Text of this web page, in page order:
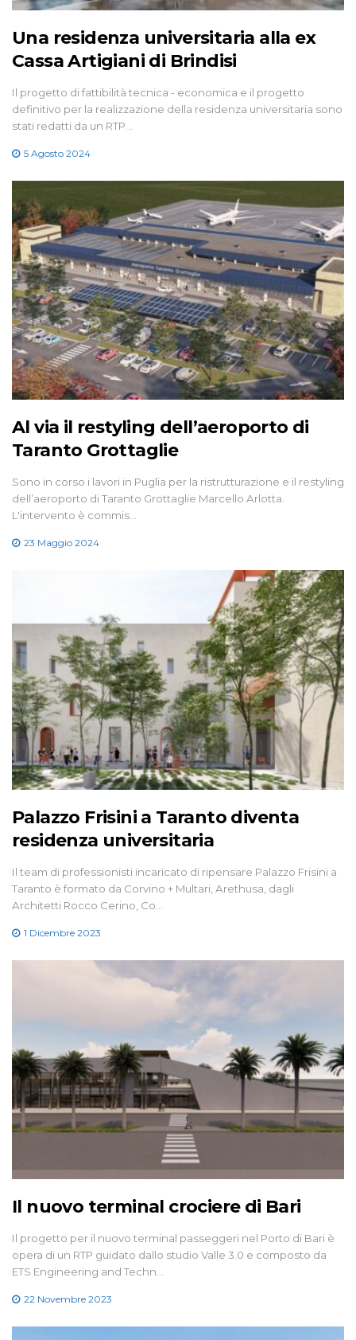
Una residenza universitaria alla ex
Cassa Artigiani di Brindisi
Il progetto di fattibilità tecnica - economica e il progetto
definitivo per la realizzazione della residenza universitaria sono
stati redatti da un RTP…
5 Agosto 2024
Al via il restyling dell’aeroporto di
Taranto Grottaglie
Sono in corso i lavori in Puglia per la ristrutturazione e il restyling
dell’aeroporto di Taranto Grottaglie Marcello Arlotta.
L'intervento è commis…
23 Maggio 2024
Palazzo Frisini a Taranto diventa
residenza universitaria
Il team di professionisti incaricato di ripensare Palazzo Frisini a
Taranto è formato da Corvino + Multari, Arethusa, dagli
Architetti Rocco Cerino, Co…
1 Dicembre 2023
Il nuovo terminal crociere di Bari
Il progetto per il nuovo terminal passeggeri nel Porto di Bari è
opera di un RTP guidato dallo studio Valle 3.0 e composto da
ETS Engineering and Techn…
22 Novembre 2023